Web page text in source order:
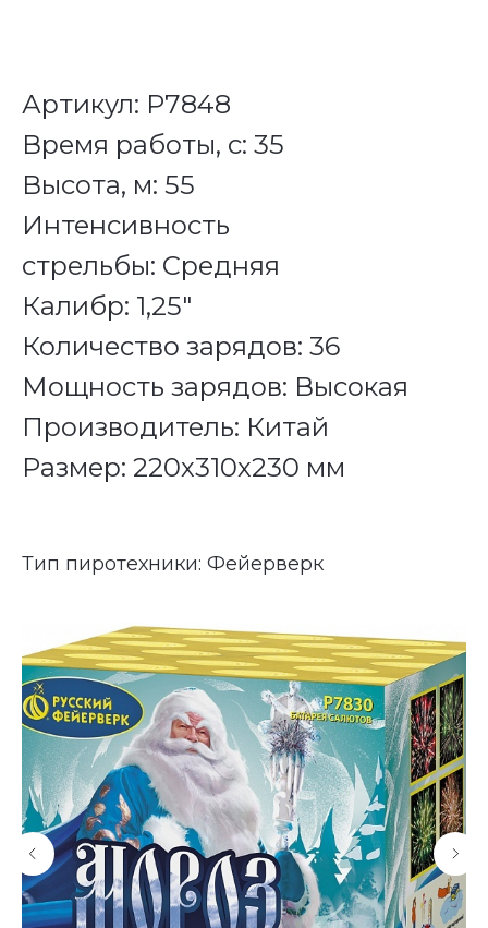
Артикул: Р7848
Время работы, с: 35
Высота, м: 55
Интенсивность
стрельбы: Средняя
Калибр: 1,25"
Количество зарядов: 36
Мощность зарядов: Высокая
Производитель: Китай
Размер: 220х310х230 мм
Тип пиротехники: Фейерверк